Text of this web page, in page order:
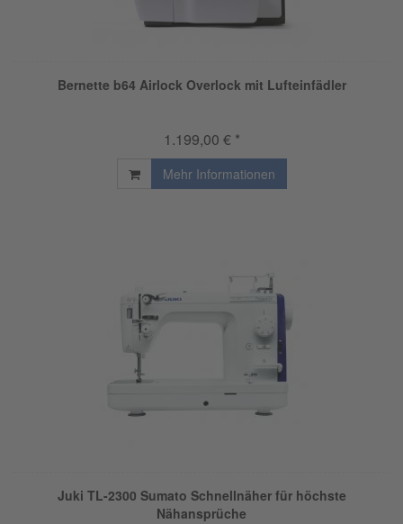
Bernette b64 Airlock Overlock mit Lufteinfädler
1.199,00 € *
Mehr Informationen
Juki TL-2300 Sumato Schnellnäher für höchste
Nähansprüche